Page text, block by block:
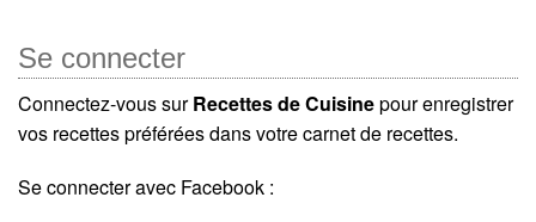
Se connecter
Connectez-vous surRecettes de Cuisinepour enregistrer
vos recettes préférées dans votre carnet de recettes.
Se connecter avec Facebook :